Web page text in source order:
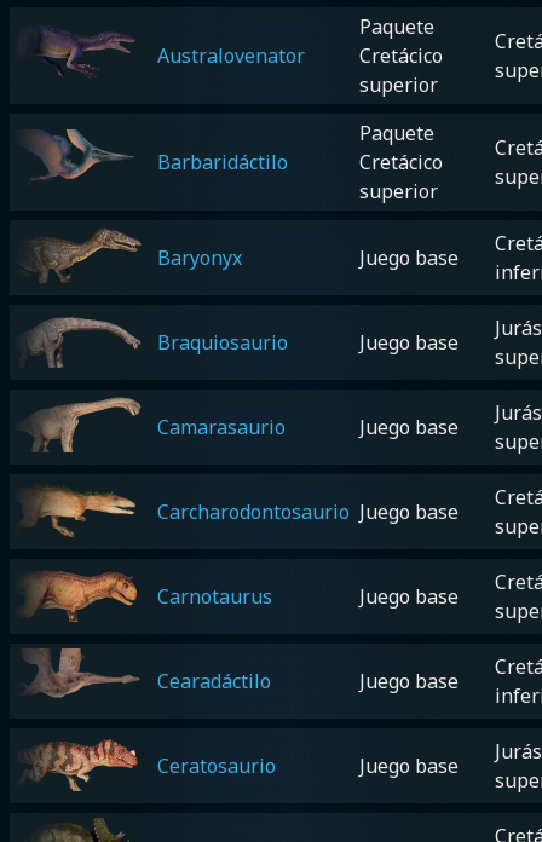
Australovenator
Paquete
Cretácico
superior
Barbaridáctilo
Paquete
Cretácico
superior
Baryonyx Juego base
Braquiosaurio Juego base
Camarasaurio Juego base
Carcharodontosaurio Juego base
Carnotaurus Juego base
Cearadáctilo Juego base
Ceratosaurio Juego base